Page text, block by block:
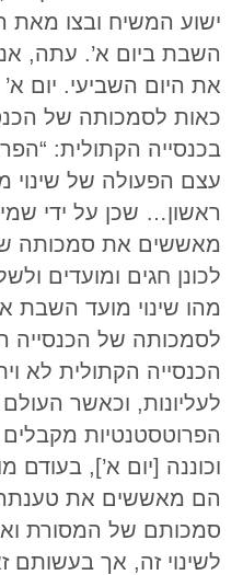
ישוע המשיח ובצו מאת
השבת ביום א’. עתה,
את היום השביעי. יום
כאות לסמכותה של
בכנסייה הקתולית:
עצם הפעולה של שינוי
ראשון… שכן על ידי
מאששים את סמכותה
לכונן חגים ומועדים
מהו שינוי מועד השבת
לסמכותה של הכנסייה
הכנסייה הקתולית לא
לעליונות, וכאשר העולם
הפרוטסטנטיות
וכוננה [יום א’],
הם מאששים את
סמכותם של המסורת
לשינוי זה, אך